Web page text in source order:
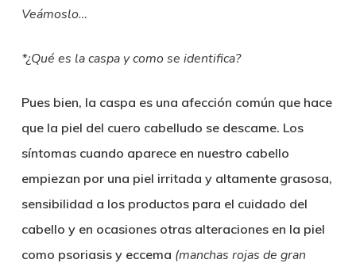
Veámoslo…
*¿Qué es la caspa y como se identifica?
Pues bien, la caspa es una afección común que hace
que la piel del cuero cabelludo se descame. Los
síntomas cuando aparece en nuestro cabello
empiezan por una piel irritada y altamente grasosa,
sensibilidad a los productos para el cuidado del
cabello y en ocasiones otras alteraciones en la piel
como psoriasis y eccema (manchas rojas de gran